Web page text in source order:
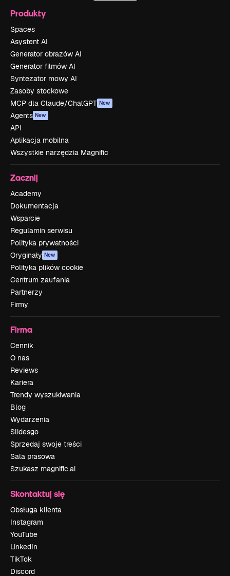
Produkty
Spaces
Asystent AI
Generator obrazów AI
Generator filmów AI
Syntezator mowy AI
Zasoby stockowe
MCP dla Claude/ChatGPT New
Agents New
API
Aplikacja mobilna
Wszystkie narzędzia Magnific
Zacznij
Academy
Dokumentacja
Wsparcie
Regulamin serwisu
Polityka prywatności
Oryginały New
Polityka plików cookie
Centrum zaufania
Partnerzy
Firmy
Firma
Cennik
O nas
Reviews
Kariera
Trendy wyszukiwania
Blog
Wydarzenia
Slidesgo
Sprzedaj swoje treści
Sala prasowa
Szukasz magnific.ai
Skontaktuj się
Obsługa klienta
Instagram
YouTube
LinkedIn
TikTok
Discord